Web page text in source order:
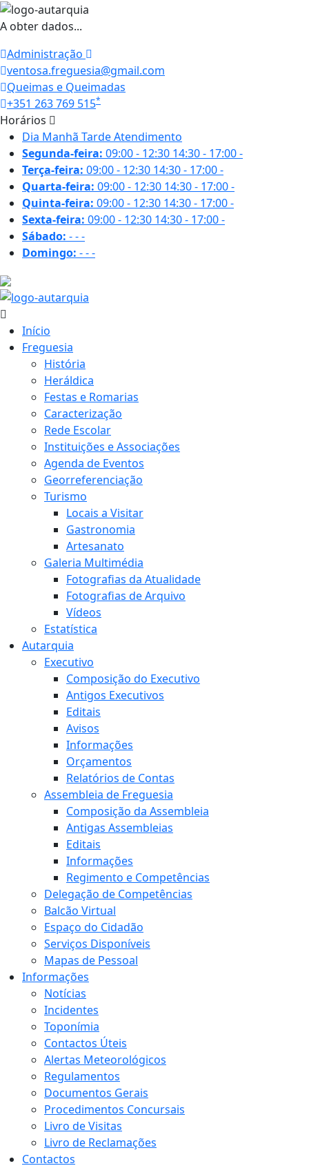
A obter dados...
Administração
ventosa.freguesia@gmail.com
Queimas e Queimadas
+351 263 769 515*
Horários
Dia Manhã TardeAtendimento
Segunda-feira: 09:00 - 12:30 14:30 - 17:00-
Terça-feira: 09:00 - 12:30 14:30 - 17:00-
Quarta-feira: 09:00 - 12:30 14:30 - 17:00-
Quinta-feira: 09:00 - 12:30 14:30 - 17:00-
Sexta-feira: 09:00 - 12:30 14:30 - 17:00-
Sábado: ---
Domingo: ---
Início
Freguesia
História
Heráldica
Festas e Romarias
Caracterização
Rede Escolar
Instituições e Associações
Agenda de Eventos
Georreferenciação
Turismo
Locais a Visitar
Gastronomia
Artesanato
Galeria Multimédia
Fotografias da Atualidade
Fotografias de Arquivo
Vídeos
Estatística
Autarquia
Executivo
Composição do Executivo
Antigos Executivos
Editais
Avisos
Informações
Orçamentos
Relatórios de Contas
Assembleia de Freguesia
Composição da Assembleia
Antigas Assembleias
Editais
Informações
Regimento e Competências
Delegação de Competências
Balcão Virtual
Espaço do Cidadão
Serviços Disponíveis
Mapas de Pessoal
Informações
Notícias
Incidentes
Toponímia
Contactos Úteis
Alertas Meteorológicos
Regulamentos
Documentos Gerais
Procedimentos Concursais
Livro de Visitas
Livro de Reclamações
Contactos